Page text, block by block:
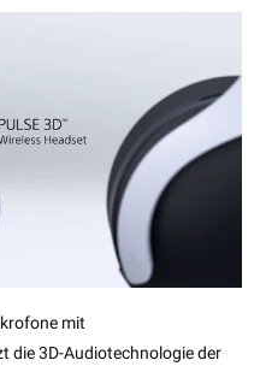
mit
die 3D-Audiotechnologie der